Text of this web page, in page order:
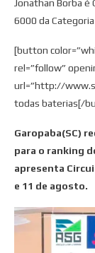
Jonathan Borba é
6000 da
[button
rel=”follow”
url=”http://
todas baterias[/
Garopaba(SC)
para o ranking
apresenta
e 11 de agosto.